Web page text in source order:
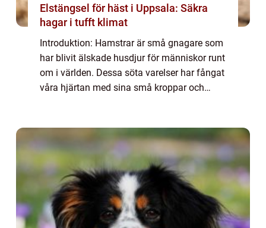
Elstängsel för häst i Uppsala: Säkra
hagar i tufft klimat
Introduktion: Hamstrar är små gnagare som
har blivit älskade husdjur för människor runt
om i världen. Dessa söta varelser har fångat
våra hjärtan med sina små kroppar och